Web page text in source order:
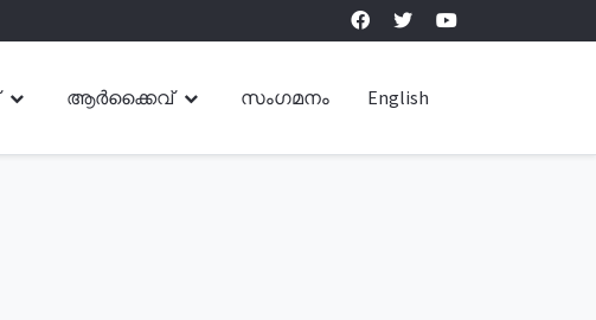
ആർക്കൈവ് സംഗമനം English